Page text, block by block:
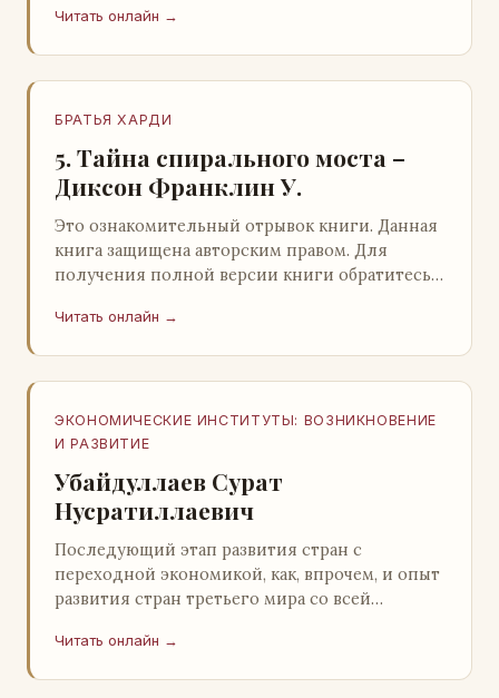
Читать онлайн →
БРАТЬЯ ХАРДИ
5. Тайна спирального моста –
Диксон Франклин У.
Это ознакомительный отрывок книги. Данная
книга защищена авторским правом. Для
получения полной версии книги обратитесь к
легального ко…
Читать онлайн →
ЭКОНОМИЧЕСКИЕ ИНСТИТУТЫ: ВОЗНИКНОВЕНИЕ
И РАЗВИТИЕ
Убайдуллаев Сурат
Нусратиллаевич
Последующий этап развития стран с
переходной экономикой, как, впрочем, и опыт
развития стран третьего мира со всей
ошибочность такого предс…
Читать онлайн →